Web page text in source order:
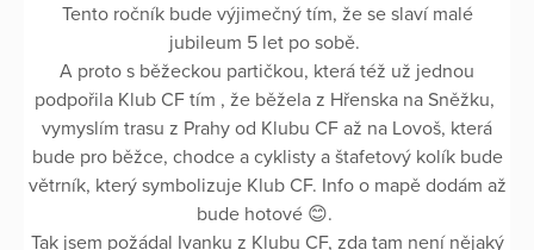
Tento ročník bude výjimečný tím, že se slaví malé
jubileum 5 let po sobě.
A proto s běžeckou partičkou, která též už jednou
podpořila Klub CF tím , že běžela z Hřenska na Sněžku,
vymyslím trasu z Prahy od Klubu CF až na Lovoš, která
bude pro běžce, chodce a cyklisty a štafetový kolík bude
větrník, který symbolizuje Klub CF. Info o mapě dodám až
bude hotové 😊.
Tak jsem požádal Ivanku z Klubu CF, zda tam není nějaký